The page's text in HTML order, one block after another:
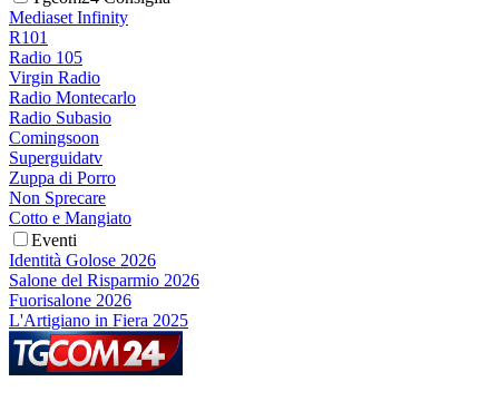
Mediaset Infinity
R101
Radio 105
Virgin Radio
Radio Montecarlo
Radio Subasio
Comingsoon
Superguidatv
Zuppa di Porro
Non Sprecare
Cotto e Mangiato
Eventi
Identità Golose 2026
Salone del Risparmio 2026
Fuorisalone 2026
L'Artigiano in Fiera 2025